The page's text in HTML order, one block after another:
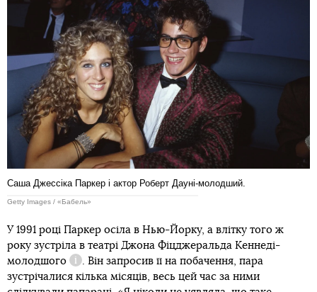
Саша Джессіка Паркер і актор Роберт Дауні-молодший.
Getty Images / «Бабель»
У 1991 році Паркер осіла в Нью-Йорку, а влітку того ж
року зустріла в театрі Джона Фіцджеральда Кеннеді-
молодшого
Довідка
. Він запросив її на побачення, пара
зустрічалися кілька місяців, весь цей час за ними